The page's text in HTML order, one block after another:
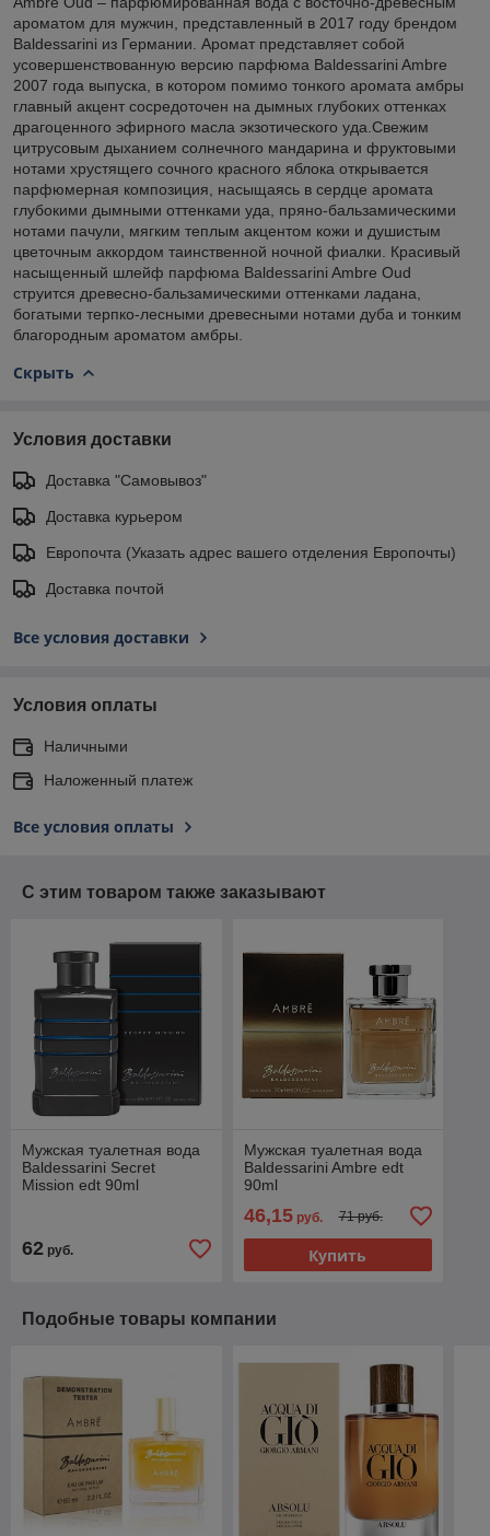
ароматом для мужчин, представленный в 2017 году брендом
Baldessarini из Германии. Аромат представляет собой
усовершенствованную версию парфюма Baldessarini Ambre
2007 года выпуска, в котором помимо тонкого аромата амбры
главный акцент сосредоточен на дымных глубоких оттенках
драгоценного эфирного масла экзотического уда.Свежим
цитрусовым дыханием солнечного мандарина и фруктовыми
нотами хрустящего сочного красного яблока открывается
парфюмерная композиция, насыщаясь в сердце аромата
глубокими дымными оттенками уда, пряно-бальзамическими
нотами пачули, мягким теплым акцентом кожи и душистым
цветочным аккордом таинственной ночной фиалки. Красивый
насыщенный шлейф парфюма Baldessarini Ambre Oud
струится древесно-бальзамическими оттенками ладана,
богатыми терпко-лесными древесными нотами дуба и тонким
благородным ароматом амбры.
Скрыть
Условия доставки
Доставка "Самовывоз"
Доставка курьером
Европочта (Указать адрес вашего отделения Европочты)
Доставка почтой
Все условия доставки
Условия оплаты
Наличными
Наложенный платеж
Все условия оплаты
С этим товаром также заказывают
Мужская туалетная вода
Baldessarini Secret
Mission edt 90ml
62 руб.
Мужская туалетная вода
Baldessarini Ambre edt
90ml
46,15руб. 71 руб.
Купить
Подобные товары компании